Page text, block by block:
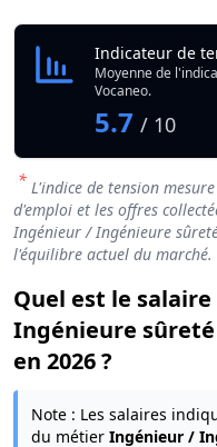
Indicateur de
Moyenne de
Vocaneo.
5.7 / 10
* L'indice de tension
d'emploi et les offres
Ingénieur / Ingénieure
l'équilibre actuel du marché.
Quel est le
Ingénieure
en 2026 ?
Note : Les salaires
du métier Ingénieur /